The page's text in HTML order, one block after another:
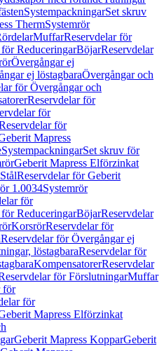
SystempackningarSet skruv
ThermSystemrör
MuffarReservdelar för
ReduceringarBöjarReservdelar
Övergångar ej
ej löstagbaraÖvergångar och
för Övergångar och
Reservdelar för
för
för
Mapress
SystempackningarSet skruv för
Geberit Mapress Elförzinkat
Reservdelar för Geberit
1.0034Systemrör
för
ReduceringarBöjarReservdelar
KorsrörReservdelar för
Reservdelar för Övergångar ej
löstagbaraReservdelar för
KompensatorerReservdelar
för FörslutningarMuffar
för
för
Mapress Elförzinkat
Geberit Mapress KopparGeberit